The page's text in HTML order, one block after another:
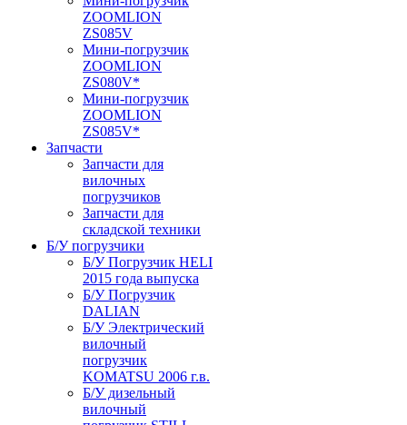
ZOOMLION
ZS085V
Мини-погрузчик
ZOOMLION
ZS080V*
Мини-погрузчик
ZOOMLION
ZS085V*
Запчасти
Запчасти для
вилочных
погрузчиков
Запчасти для
складской техники
Б/У погрузчики
Б/У Погрузчик HELI
2015 года выпуска
Б/У Погрузчик
DALIAN
Б/У Электрический
вилочный
погрузчик
KOMATSU 2006 г.в.
Б/У дизельный
вилочный